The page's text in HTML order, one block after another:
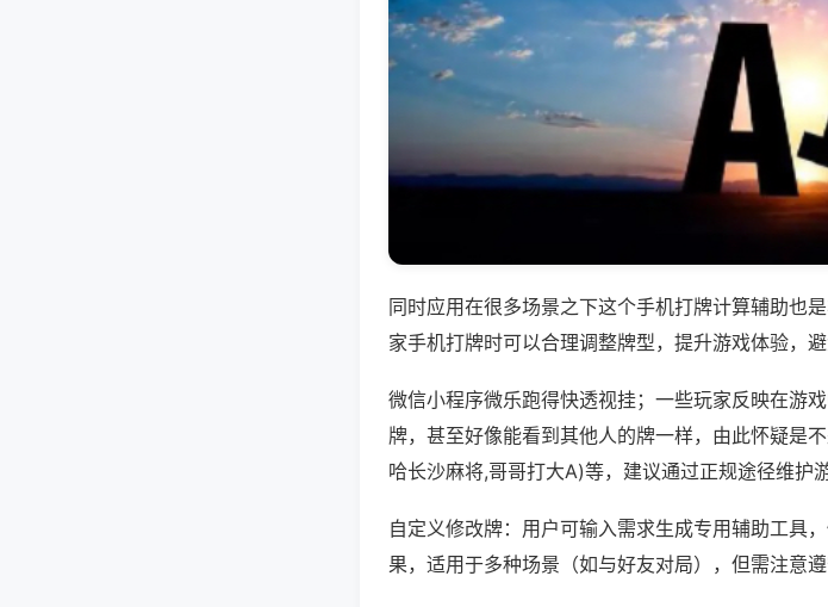
同时应用在很多场景之下这个手机打牌计算辅助也
家手机打牌时可以合理调整牌型，提升游戏体验，避
微信小程序微乐跑得快透视挂；一些玩家反映在游
牌，甚至好像能看到其他人的牌一样，由此怀疑是
哈长沙麻将,哥哥打大A)等，建议通过正规途径维护
自定义修改牌：用户可输入需求生成专用辅助工具
果，适用于多种场景（如与好友对局），但需注意